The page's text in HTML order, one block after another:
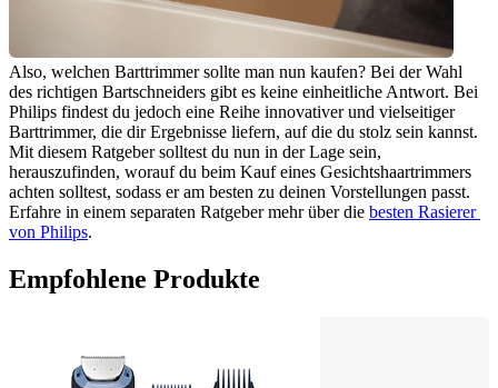
Also, welchen Barttrimmer sollte man nun kaufen? Bei der Wahl
des richtigen Bartschneiders gibt es keine einheitliche Antwort. Bei
Philips findest du jedoch eine Reihe innovativer und vielseitiger
Barttrimmer, die dir Ergebnisse liefern, auf die du stolz sein kannst.
Mit diesem Ratgeber solltest du nun in der Lage sein,
herauszufinden, worauf du beim Kauf eines Gesichtshaartrimmers
achten solltest, sodass er am besten zu deinen Vorstellungen passt.
Erfahre in einem separaten Ratgeber mehr über die besten Rasierer
von Philips.
Empfohlene Produkte